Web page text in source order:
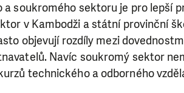
soukromého sektoru je pro lepší
v Kambodži a státní provinční
objevují rozdíly mezi
Navíc soukromý sektor
technického a odborného